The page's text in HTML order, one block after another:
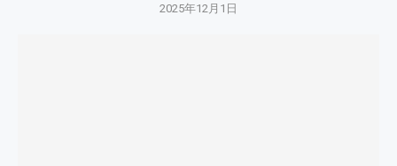
2025年12月1日